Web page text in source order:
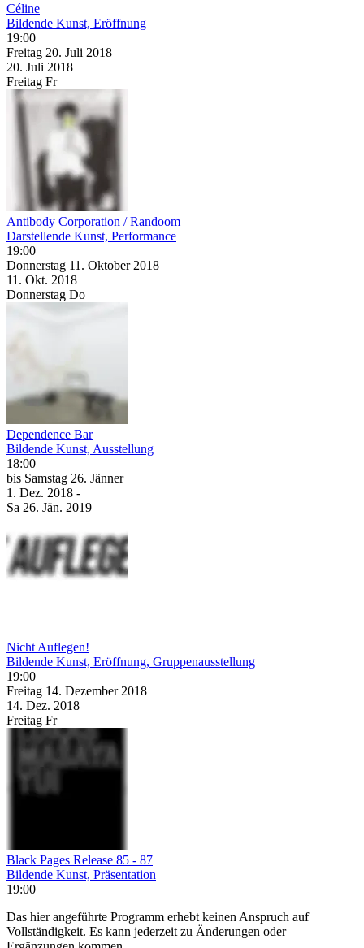
Céline
Bildende Kunst, Eröffnung
19:00
Freitag 20. Juli 2018
20. Juli 2018
Freitag Fr
Antibody Corporation / Randoom
Darstellende Kunst, Performance
19:00
Donnerstag 11. Oktober 2018
11. Okt. 2018
Donnerstag Do
Dependence Bar
Bildende Kunst, Ausstellung
18:00
bis Samstag 26. Jänner
1. Dez. 2018 -
Sa 26. Jän. 2019
Nicht Auflegen!
Bildende Kunst, Eröffnung, Gruppenausstellung
19:00
Freitag 14. Dezember 2018
14. Dez. 2018
Freitag Fr
Black Pages Release 85 - 87
Bildende Kunst, Präsentation
19:00
Das hier angeführte Programm erhebt keinen Anspruch auf
Vollständigkeit. Es kann jederzeit zu Änderungen oder